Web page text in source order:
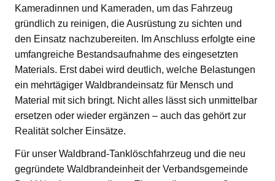
Kameradinnen und Kameraden, um das Fahrzeug
gründlich zu reinigen, die Ausrüstung zu sichten und
den Einsatz nachzubereiten. Im Anschluss erfolgte eine
umfangreiche Bestandsaufnahme des eingesetzten
Materials. Erst dabei wird deutlich, welche Belastungen
ein mehrtägiger Waldbrandeinsatz für Mensch und
Material mit sich bringt. Nicht alles lässt sich unmittelbar
ersetzen oder wieder ergänzen – auch das gehört zur
Realität solcher Einsätze.
Für unser Waldbrand-Tanklöschfahrzeug und die neu
gegründete Waldbrandeinheit der Verbandsgemeinde